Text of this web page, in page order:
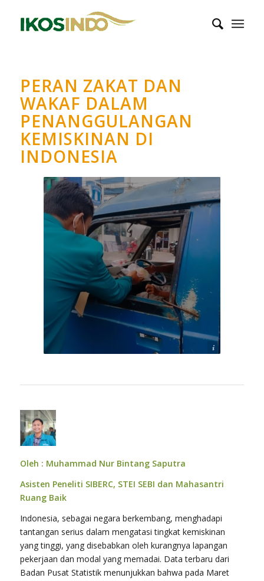
PERAN ZAKAT DAN
WAKAF DALAM
PENANGGULANGAN
KEMISKINAN DI
INDONESIA
Sumber:Pribadi
Oleh : Muhammad Nur Bintang Saputra
Asisten Peneliti SIBERC, STEI SEBI dan Mahasantri
Ruang Baik
Indonesia, sebagai negara berkembang, menghadapi
tantangan serius dalam mengatasi tingkat kemiskinan
yang tinggi, yang disebabkan oleh kurangnya lapangan
pekerjaan dan modal yang memadai. Data terbaru dari
Badan Pusat Statistik menunjukkan bahwa pada Maret